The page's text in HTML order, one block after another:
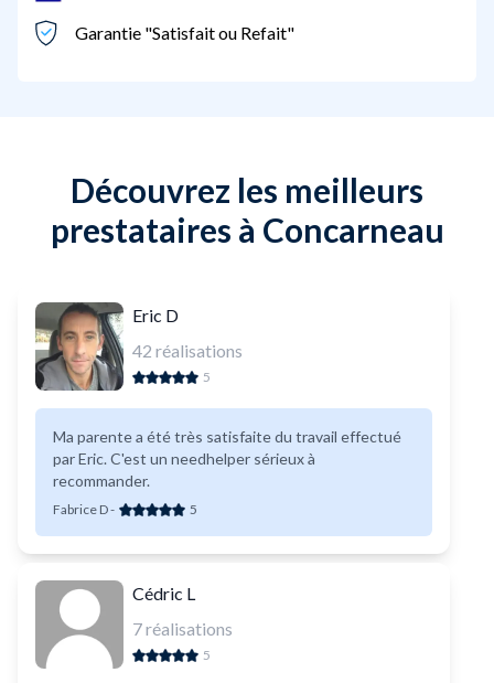
Garantie "Satisfait ou Refait"
Découvrez les meilleurs
prestataires à Concarneau
Eric D
42 réalisations
5
Ma parente a été très satisfaite du travail effectué
par Eric. C'est un needhelper sérieux à
recommander.
Fabrice D- 5
Cédric L
7réalisations
5